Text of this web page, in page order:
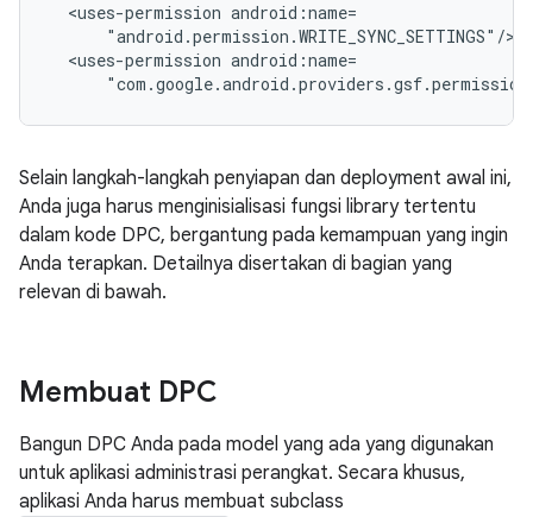
<uses-permission
<uses-permission
Selain langkah-langkah penyiapan dan deployment awal ini,
Anda juga harus menginisialisasi fungsi library tertentu
dalam kode DPC, bergantung pada kemampuan yang ingin
Anda terapkan. Detailnya disertakan di bagian yang
relevan di bawah.
Membuat DPC
Bangun DPC Anda pada model yang ada yang digunakan
untuk aplikasi administrasi perangkat. Secara khusus,
aplikasi Anda harus membuat subclass